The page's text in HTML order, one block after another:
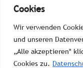
Cookies
Wir verwenden
und unseren
„Alle akzeptieren"
Cookies zu.
und zielführend